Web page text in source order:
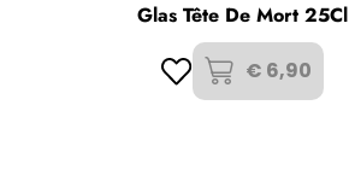
Glas Tête De Mort 25Cl
€ 6,90